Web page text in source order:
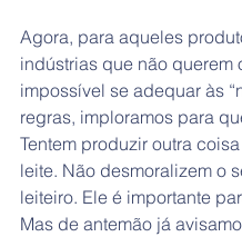
Agora, para aqueles
indústrias que não querem
impossível se adequar às
regras, imploramos para
Tentem produzir outra
leite. Não desmoralizem o
leiteiro. Ele é importante
Mas de antemão já